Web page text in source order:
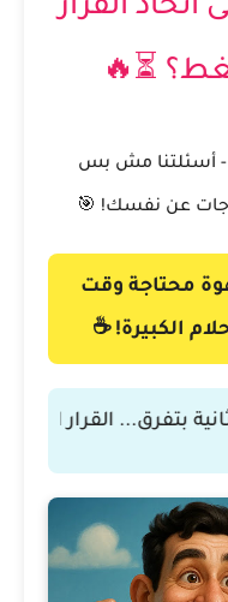
القرار
⏳🔥
- أسئلتنا مش بس
عن نفسك! 🎯
محتاجة وقت
الكبيرة! ☕
بتفرق... القرار الصح